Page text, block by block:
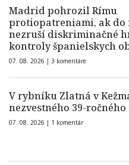
Madrid pohrozil Rímu
protiopatreniami, ak do
nezruší diskriminačné
kontroly španielskych
07. 08. 2026 | 3 komentáre
V rybníku Zlatná v
nezvestného 39-ročného
07. 08. 2026 | 1 komentár